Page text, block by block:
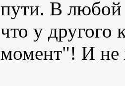
пути. В любой
что у другого
момент"! И не